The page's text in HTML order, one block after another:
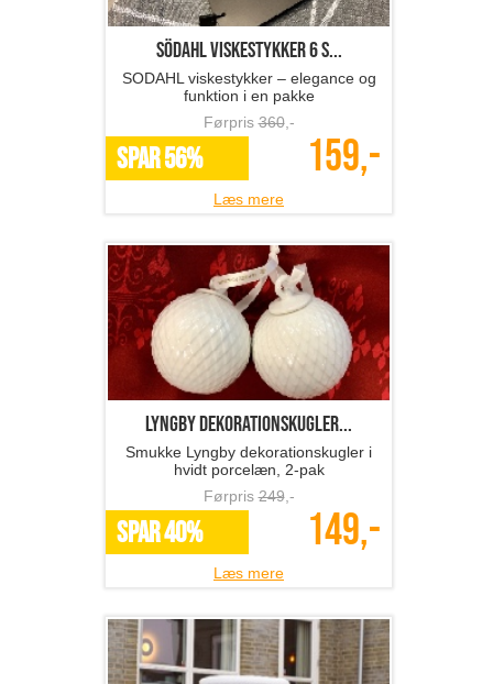
SÖDAHL viskestykker 6 s...
SODAHL viskestykker – elegance og
funktion i en pakke
Førpris360,-
SPAR 56% 159,-
Læs mere
Lyngby dekorationskugler...
Smukke Lyngby dekorationskugler i
hvidt porcelæn, 2-pak
Førpris249,-
SPAR 40% 149,-
Læs mere